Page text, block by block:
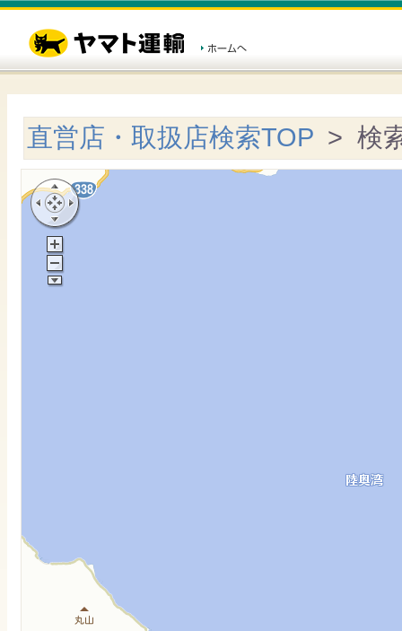
直営店・取扱店検索TOP > 検